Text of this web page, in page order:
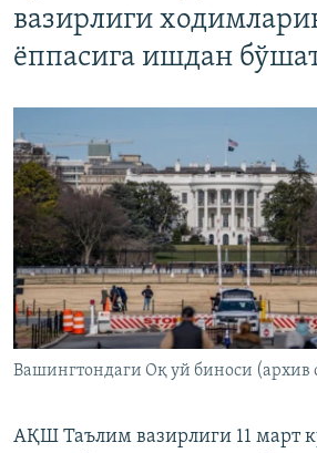
вазирлиги
ёппасига ишдан
Вашингтондаги Оқ уй биноси (архив
АҚШ Таълим вазирлиги 11 март